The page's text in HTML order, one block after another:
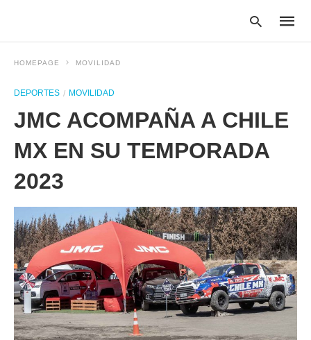
your
search
HOMEPAGE MOVILIDAD
DEPORTES MOVILIDAD
JMC ACOMPAÑA A CHILE
MX EN SU TEMPORADA
2023